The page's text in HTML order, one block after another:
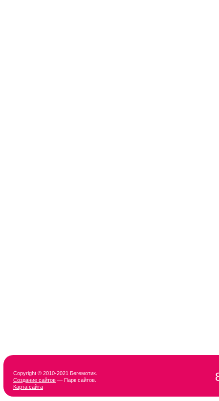
Copyright © 2010-2021 Бегемотик.
Создание сайтов — Парк сайтов.
Карта сайта